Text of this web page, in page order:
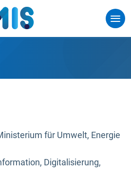
für Umwelt, Energie
Digitalisierung,